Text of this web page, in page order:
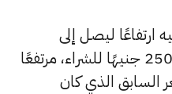
ارتفاعًا ليصل إلى
253450 جنيهًا للبيع و250960 جنيهًا للشراء، مرتفعًا
السابق الذي كان